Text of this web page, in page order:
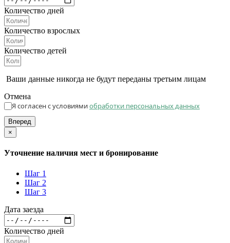
Количество дней
Количество взрослых
Количество детей
Ваши данные никогда не будут переданы третьим лицам
Отмена
Я согласен с условиямиобработки персональных данных
Вперед
×
Уточнение наличия мест и бронирование
Шаг 1
Шаг 2
Шаг 3
Дата заезда
Количество дней